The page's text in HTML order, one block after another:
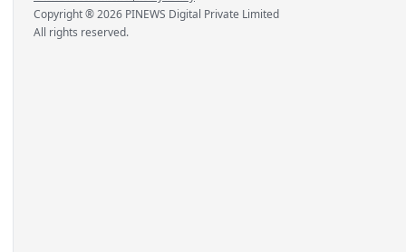
Copyright ®2026 PINEWS Digital Private Limited
All rights reserved.